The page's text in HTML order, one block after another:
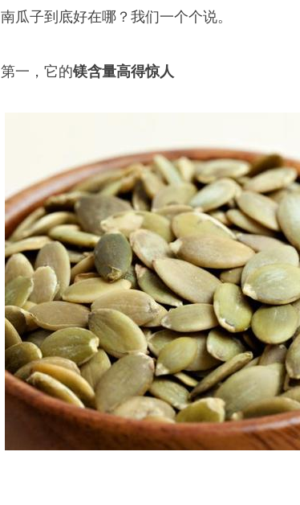
南瓜子到底好在哪？我们一个个说。
第一，它的镁含量高得惊人